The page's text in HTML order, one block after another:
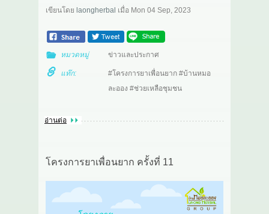
เขียนโดย laongherbal เมื่อ Mon 04 Sep, 2023
หมวดหมู่ ข่าวและประกาศ
แท๊ก:
#โครงการยาเพื่อนยาก #บ้านหมอ
ละออง #ช่วยเหลือชุมชน
อ่านต่อ
โครงการยาเพื่อนยาก ครั้งที่ 11